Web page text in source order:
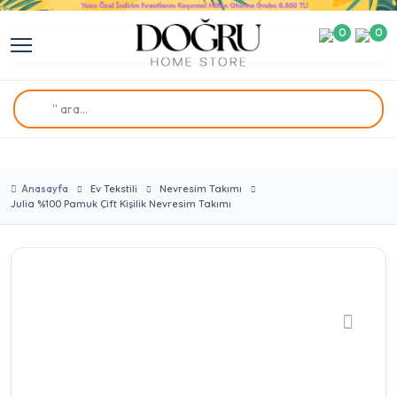
0 0
Anasayfa Ev Tekstili
Nevresim Takımı
Julia %100 Pamuk Çift Kişilik Nevresim Takımı